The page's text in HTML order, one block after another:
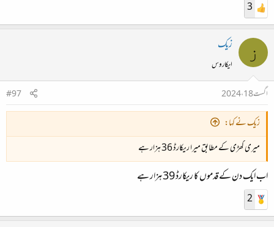
3
ز زیک
ایکاروس
اگست 18، 2024
#97
زیک نے کہا:
میری گھڑی کے مطابق میرا ریکارڈ 36 ہزار ہے
اب ایک دن کے قدموں کا ریکارڈ 39 ہزار ہے
2